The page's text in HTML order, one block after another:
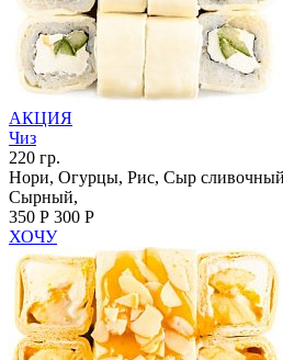
АКЦИЯ
Чиз
220 гр.
Нори, Огурцы, Рис, Сыр
Сырный,
350 Р 300 Р
ХОЧУ